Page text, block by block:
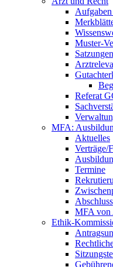
Aufgaben
Muster-
Referat
MFA:
Aktuelles
Verträge/
Termine
MFA von
Ethik-